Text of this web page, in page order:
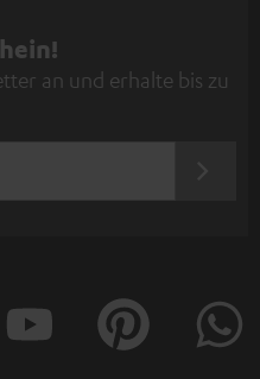
an und erhalte bis zu